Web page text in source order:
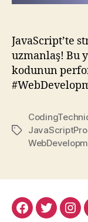
JavaScript’te
uzmanlaş! Bu
kodunun
Etiketler